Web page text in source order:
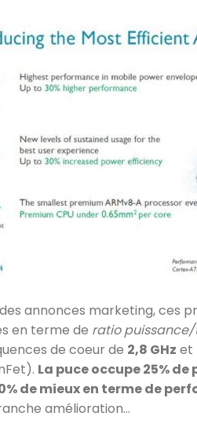
annonces marketing, ces
en terme de ratio
de coeur de 2,8 GHz et
La puce occupe 25%
de mieux en terme de
amélioration…